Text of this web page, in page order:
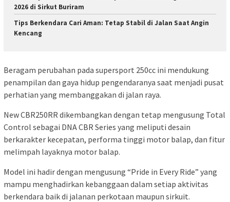
2026 di Sirkut Buriram
Tips Berkendara Cari Aman: Tetap Stabil di Jalan Saat Angin
Kencang
Beragam perubahan pada supersport 250cc ini mendukung
penampilan dan gaya hidup pengendaranya saat menjadi pusat
perhatian yang membanggakan di jalan raya.
New CBR250RR dikembangkan dengan tetap mengusung Total
Control sebagai DNA CBR Series yang meliputi desain
berkarakter kecepatan, performa tinggi motor balap, dan fitur
melimpah layaknya motor balap.
Model ini hadir dengan mengusung “Pride in Every Ride” yang
mampu menghadirkan kebanggaan dalam setiap aktivitas
berkendara baik di jalanan perkotaan maupun sirkuit.